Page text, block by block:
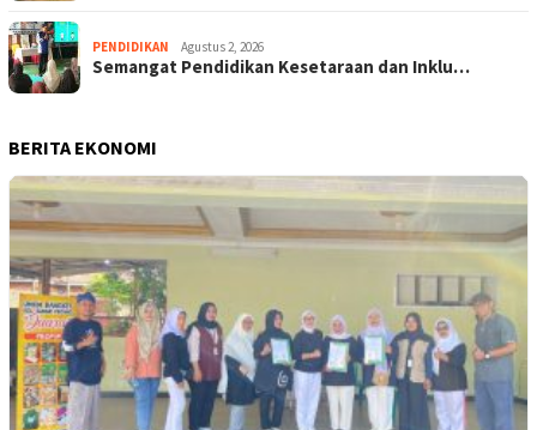
PENDIDIKAN Agustus 2, 2026
Semangat Pendidikan Kesetaraan dan Inklu…
BERITA EKONOMI